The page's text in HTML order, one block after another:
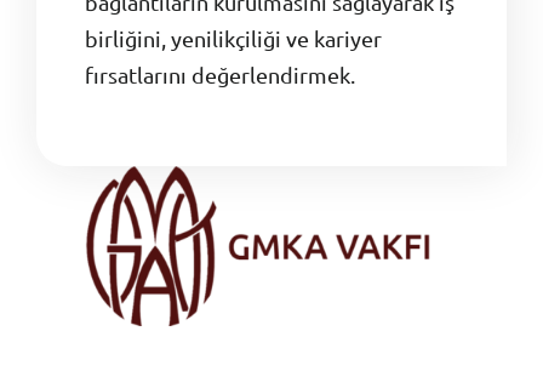
birliğini, yenilikçiliği ve kariyer
fırsatlarını değerlendirmek.